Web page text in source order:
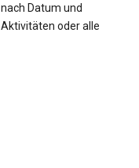
Datum und
oder alle